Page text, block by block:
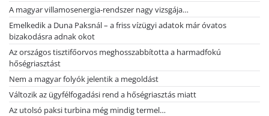
A magyar villamosenergia-rendszer nagy vizsgája…
Emelkedik a Duna Paksnál – a friss vízügyi adatok már óvatos
bizakodásra adnak okot
Az országos tisztifőorvos meghosszabbította a harmadfokú
hőségriasztást
Nem a magyar folyók jelentik a megoldást
Változik az ügyfélfogadási rend a hőségriasztás miatt
Az utolsó paksi turbina még mindig termel…